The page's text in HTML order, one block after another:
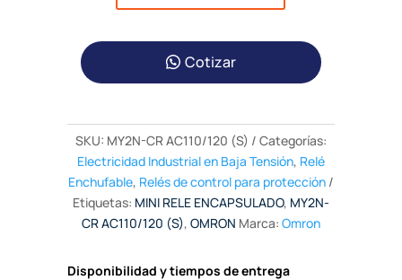
Cotizar
SKU: MY2N-CR AC110/120 (S)
Categorías:
Electricidad Industrial en Baja Tensión, Relé
Enchufable, Relés de control para protección
Etiquetas: MINI RELE ENCAPSULADO, MY2N-
CR AC110/120 (S), OMRON Marca: Omron
Disponibilidad y tiempos de entrega